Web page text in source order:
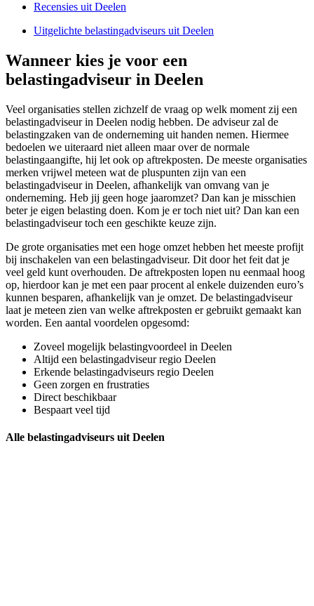
Recensies uit Deelen
Uitgelichte belastingadviseurs uit Deelen
Wanneer kies je voor een
belastingadviseur in Deelen
Veel organisaties stellen zichzelf de vraag op welk moment zij een
belastingadviseur in Deelen nodig hebben. De adviseur zal de
belastingzaken van de onderneming uit handen nemen. Hiermee
bedoelen we uiteraard niet alleen maar over de normale
belastingaangifte, hij let ook op aftrekposten. De meeste organisaties
merken vrijwel meteen wat de pluspunten zijn van een
belastingadviseur in Deelen, afhankelijk van omvang van je
onderneming. Heb jij geen hoge jaaromzet? Dan kan je misschien
beter je eigen belasting doen. Kom je er toch niet uit? Dan kan een
belastingadviseur toch een geschikte keuze zijn.
De grote organisaties met een hoge omzet hebben het meeste profijt
bij inschakelen van een belastingadviseur. Dit door het feit dat je
veel geld kunt overhouden. De aftrekposten lopen nu eenmaal hoog
op, hierdoor kan je met een paar procent al enkele duizenden euro’s
kunnen besparen, afhankelijk van je omzet. De belastingadviseur
laat je meteen zien van welke aftrekposten er gebruikt gemaakt kan
worden. Een aantal voordelen opgesomd:
Zoveel mogelijk belastingvoordeel in Deelen
Altijd een belastingadviseur regio Deelen
Erkende belastingadviseurs regio Deelen
Geen zorgen en frustraties
Direct beschikbaar
Bespaart veel tijd
Alle belastingadviseurs uit Deelen